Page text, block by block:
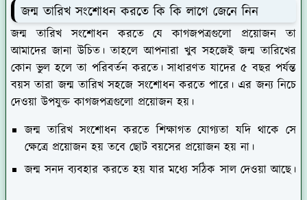
জন্ম তারিখ সংশোধন করতে কি কি লাগে জেনে নিন
জন্ম তারিখ সংশোধন করতে যে কাগজপত্রগুলো প্রয়োজন তা
আমাদের জানা উচিত। তাহলে আপনারা খুব সহজেই জন্ম তারিখের
কোন ভুল হলে তা পরিবর্তন করতে। সাধারণত যাদের ৫ বছর পর্যন্ত
বয়স তারা জন্ম তারিখ সহজে সংশোধন করতে পারে। এর জন্য নিচে
দেওয়া উপযুক্ত কাগজপত্রগুলো প্রয়োজন হয়।
জন্ম তারিখ সংশোধন করতে শিক্ষাগত যোগ্যতা যদি থাকে সে
ক্ষেত্রে প্রয়োজন হয় তবে ছোট বয়সের প্রয়োজন হয় না।
জন্ম সনদ ব্যবহার করতে হয় যার মধ্যে সঠিক সাল দেওয়া আছে।